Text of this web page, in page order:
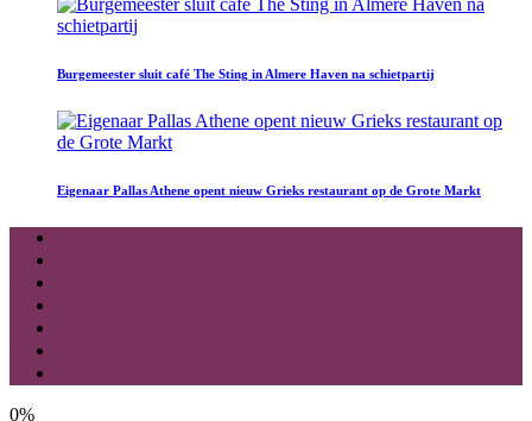
Burgemeester sluit café The Sting in Almere Haven na schietpartij
Eigenaar Pallas Athene opent nieuw Grieks restaurant op de Grote Markt
0%